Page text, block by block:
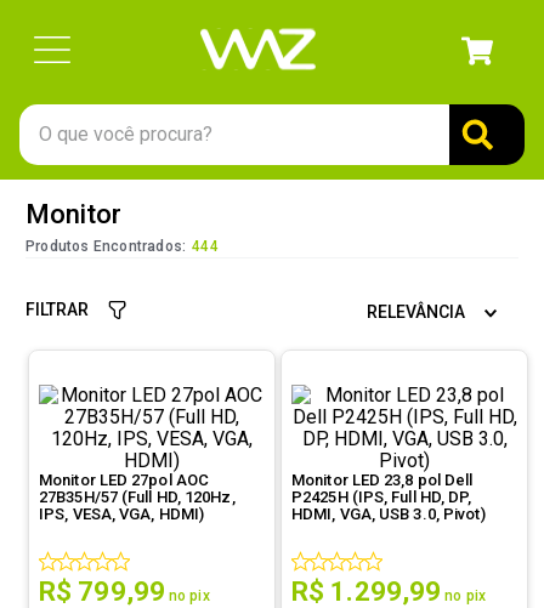
O que você procura?
Monitor
Produtos Encontrados: 444
FILTRAR RELEVÂNCIA
Monitor LED 27pol AOC
27B35H/57 (Full HD, 120Hz,
IPS, VESA, VGA, HDMI)
R$ 799,99 no pix
Monitor LED 23,8 pol Dell
P2425H (IPS, Full HD, DP,
HDMI, VGA, USB 3.0, Pivot)
R$ 1 .299,99 no pix
4º
ssd
5º
openbox
6º
mouse
jonsbo
controle